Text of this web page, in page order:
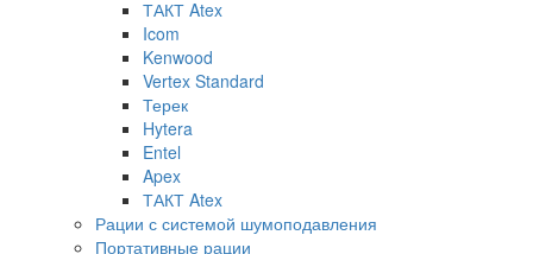
ТАКТ Atex
Icom
Kenwood
Vertex Standard
Терек
Hytera
Entel
Apex
ТАКТ Atex
Рации с системой шумоподавления
Портативные рации